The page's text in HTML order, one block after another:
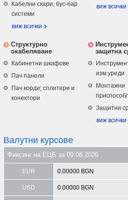
Кабелни скари, бус-бар
системи
виж всички
виж всички
Структурно
окабеляване
Кабинетни шкафове
Пач панели
Пач корди; сплитери и
конектори
защитна
изм.уреди
Монтажни
Защитни
виж всички
Валутни курсове
Фиксинг на ЕЦБ за 09.08.2026
EUR 0.00000 BGN
USD 0.00000 BGN